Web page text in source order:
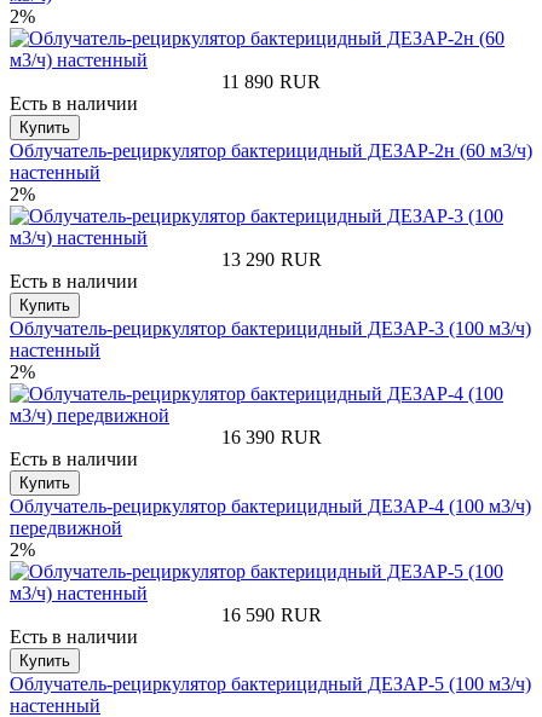
2%
11 890 RUR
Есть в наличии
Купить
Облучатель-рециркулятор бактерицидный ДЕЗАР-2н (60 м3/ч)
настенный
2%
13 290 RUR
Есть в наличии
Купить
Облучатель-рециркулятор бактерицидный ДЕЗАР-3 (100 м3/ч)
настенный
2%
16 390 RUR
Есть в наличии
Купить
Облучатель-рециркулятор бактерицидный ДЕЗАР-4 (100 м3/ч)
передвижной
2%
16 590 RUR
Есть в наличии
Купить
Облучатель-рециркулятор бактерицидный ДЕЗАР-5 (100 м3/ч)
настенный